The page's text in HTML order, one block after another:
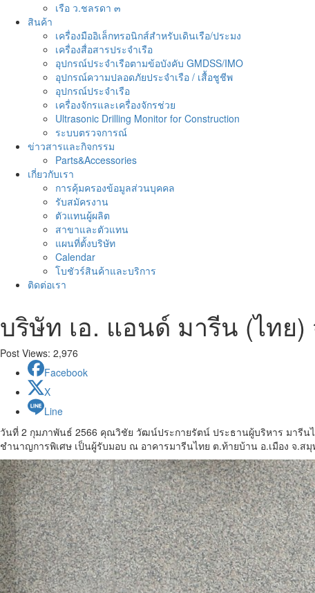
เรือ ว.ชลรดา ๓
สินค้า
เครื่องมืออิเล็กทรอนิกส์สำหรับเดินเรือ/ประมง
เครื่องสื่อสารประจำเรือ
อุปกรณ์ประจำเรือตามข้อบังคับ GMDSS/IMO
อุปกรณ์ความปลอดภัยประจำเรือ / เสื้อชูชีพ
อุปกรณ์ประจำเรือ
เครื่องจักรและเครื่องจักรช่วย
Ultrasonic Drilling Monitor for Construction
ระบบตรวจการณ์
ข่าวสารและกิจกรรม
Parts&Accessories
เกี่ยวกับเรา
การคุ้มครองข้อมูลส่วนบุคคล
รับสมัครงาน
ตัวแทนผู้ผลิต
สาขาและตัวแทน
แผนที่ตั้งบริษัท
Calendar
โบชัวร์สินค้าและบริการ
ติดต่อเรา
บริษัท เอ. แอนด์ มารีน (ไทย)
Post Views: 2,976
Facebook
X
Line
วันที่ 2 กุมภาพันธ์ 2566 คุณวิชัย วัฒน์ประกายรัตน์ ประธานผู้บริหาร มารี
ชำนาญการพิเศษ เป็นผู้รับมอบ ณ อาคารมารีนไทย ต.ท้ายบ้าน อ.เมือง จ.สมุ